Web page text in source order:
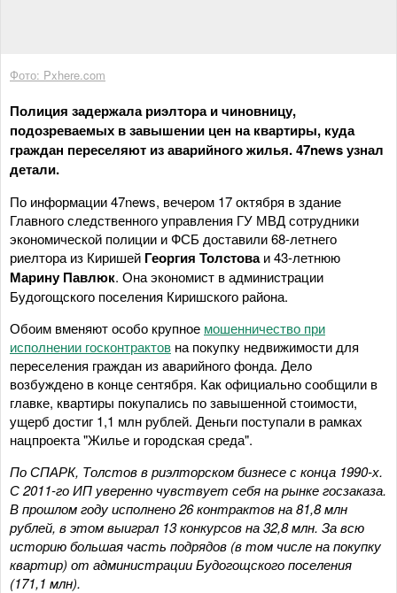
Фото: Pxhere.com
Полиция задержала риэлтора и чиновницу,
подозреваемых в завышении цен на квартиры, куда
граждан переселяют из аварийного жилья. 47news узнал
детали.
По информации 47news, вечером 17 октября в здание
Главного следственного управления ГУ МВД сотрудники
экономической полиции и ФСБ доставили 68-летнего
риелтора из Киришей Георгия Толстоваи 43-летнюю
Марину Павлюк. Она экономист в администрации
Будогощского поселения Киришского района.
Обоим вменяют особо крупное мошенничество при
исполнении госконтрактов на покупку недвижимости для
переселения граждан из аварийного фонда. Дело
возбуждено в конце сентября. Как официально сообщили в
главке, квартиры покупались по завышенной стоимости,
ущерб достиг 1,1 млн рублей. Деньги поступали в рамках
нацпроекта "Жилье и городская среда".
По СПАРК, Толстов в риэлторском бизнесе с конца 1990-х.
С 2011-го ИП уверенно чувствует себя на рынке госзаказа.
В прошлом году исполнено 26 контрактов на 81,8 млн
рублей, в этом выиграл 13 конкурсов на 32,8 млн. За всю
историю большая часть подрядов (в том числе на покупку
квартир) от администрации Будогощского поселения
(171,1 млн).